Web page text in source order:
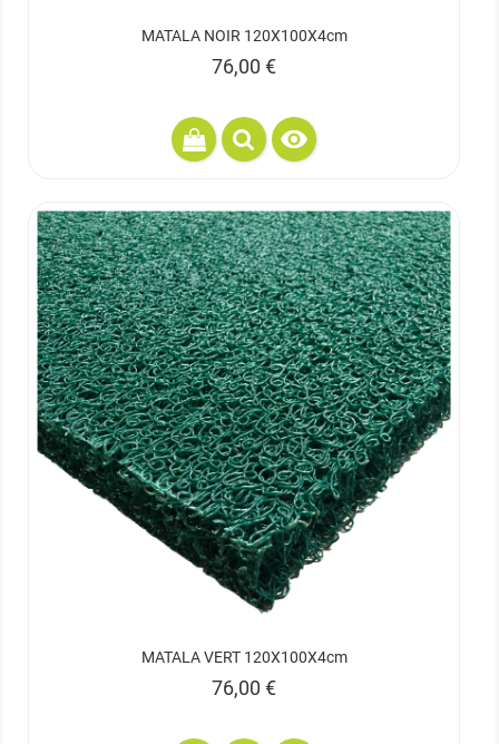
MATALA NOIR 120X100X4cm
Prix
76,00 €

MATALA VERT 120X100X4cm
Prix
76,00 €